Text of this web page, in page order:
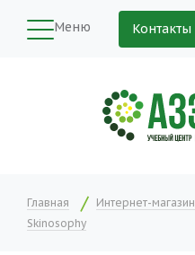
Меню Контакты
Главная Интернет-магазин
Skinosophy